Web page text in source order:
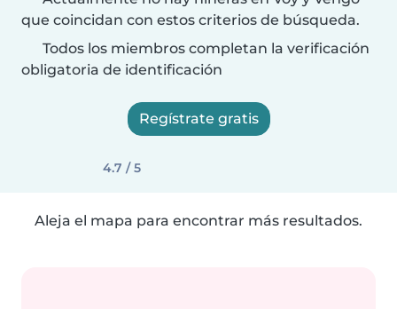
que coincidan con estos criterios de búsqueda.
Todos los miembros completan la verificación
obligatoria de identificación
Regístrate gratis
4.7 / 5
Aleja el mapa para encontrar más resultados.